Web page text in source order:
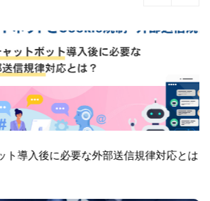
後に必要な外部送信規律対応とは？